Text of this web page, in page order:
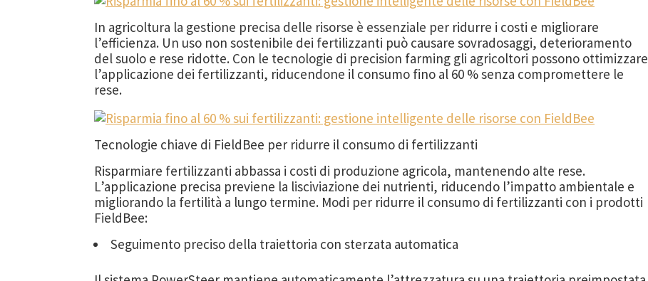
In agricoltura la gestione precisa delle risorse è essenziale per ridurre i costi e migliorare
l’efficienza. Un uso non sostenibile dei fertilizzanti può causare sovradosaggi, deterioramento
del suolo e rese ridotte. Con le tecnologie di precision farming gli agricoltori possono ottimizzare
l’applicazione dei fertilizzanti, riducendone il consumo fino al 60 % senza compromettere le
rese.
Tecnologie chiave di FieldBee per ridurre il consumo di fertilizzanti
Risparmiare fertilizzanti abbassa i costi di produzione agricola, mantenendo alte rese.
L’applicazione precisa previene la lisciviazione dei nutrienti, riducendo l’impatto ambientale e
migliorando la fertilità a lungo termine. Modi per ridurre il consumo di fertilizzanti con i prodotti
FieldBee:
Seguimento preciso della traiettoria con sterzata automatica